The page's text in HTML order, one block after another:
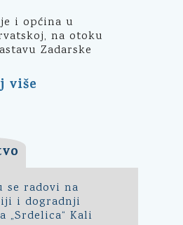
i općina u
na otoku
Zadarske
više
se radovi na
i dogradnji
„Srdelica“ Kali